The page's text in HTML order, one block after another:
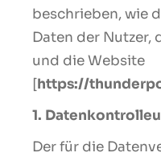
beschrieben, wie
Daten der Nutzer,
und die Website
[https://
1.
Der für die